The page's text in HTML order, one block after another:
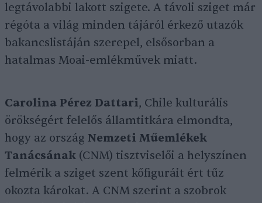
legtávolabbi lakott szigete. A távoli sziget már
régóta a világ minden tájáról érkező utazók
bakancslistáján szerepel, elsősorban a
hatalmas Moai-emlékművek miatt.
Carolina Pérez Dattari, Chile kulturális
örökségért felelős államtitkára elmondta,
hogy az ország Nemzeti Műemlékek
Tanácsának (CNM) tisztviselői a helyszínen
felmérik a sziget szent kőfiguráit ért tűz
okozta károkat. A CNM szerint a szobrok